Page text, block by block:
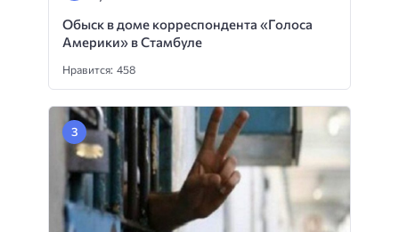
Обыск в доме корреспондента «Голоса
Америки» в Стамбуле
Нравится: 458